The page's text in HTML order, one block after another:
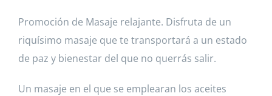
Promoción de Masaje relajante. Disfruta de un
riquísimo masaje que te transportará a un estado
de paz y bienestar del que no querrás salir.
Un masaje en el que se emplearan los aceites